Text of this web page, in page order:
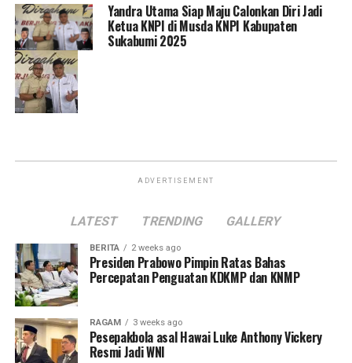
Yandra Utama Siap Maju Calonkan Diri Jadi
Ketua KNPI di Musda KNPI Kabupaten
Sukabumi 2025
ADVERTISEMENT
LATEST TRENDING GALLERY
BERITA 2 weeks ago
Presiden Prabowo Pimpin Ratas Bahas
Percepatan Penguatan KDKMP dan KNMP
RAGAM 3 weeks ago
Pesepakbola asal Hawai Luke Anthony Vickery
Resmi Jadi WNI